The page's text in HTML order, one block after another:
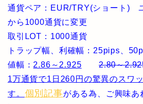
通貨ペア：EUR/TRY(ショート)
から1000通貨に変更
取引LOT：1000通貨
トラップ幅、利確幅：25pips、
値幅： 2.86～2.925
2.80～
1万通貨で1日260円の驚異のスワ
す。 個別記事がある為、ご興味あ